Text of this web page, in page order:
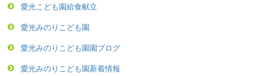
愛光こども園給食献立
愛光みのりこども園
愛光みのりこども園園ブログ
愛光みのりこども園新着情報